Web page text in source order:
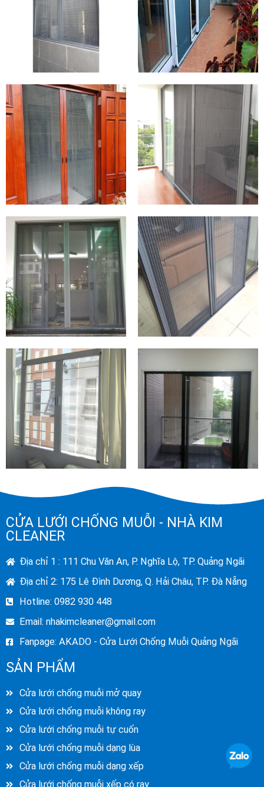
CỬA LƯỚI CHỐNG MUỖI - NHÀ KIM
CLEANER
Địa chỉ 1 : 111 Chu Văn An, P. Nghĩa Lộ, TP. Quảng Ngãi
Địa chỉ 2: 175 Lê Đình Dương, Q. Hải Châu, TP. Đà Nẵng
Hotline: 0982 930 448
Email: nhakimcleaner@gmail.com
Fanpage: AKADO - Cửa Lưới Chống Muỗi Quảng Ngãi
SẢN PHẨM
Cửa lưới chống muỗi mở quay
Cửa lưới chống muỗi không ray
Cửa lưới chống muỗi tự cuốn
Cửa lưới chống muỗi dạng lùa
Cửa lưới chống muỗi dạng xếp
Cửa lưới chống muỗi xếp có ray